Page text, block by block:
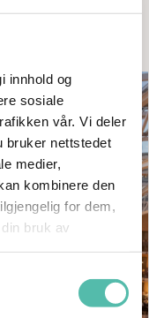
innhold og
sosiale
vår. Vi deler
bruker nettstedet
medier,
kombinere den
for dem,
bruk av